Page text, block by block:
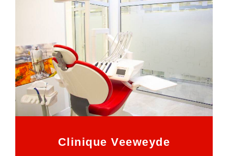
Clinique Veeweyde